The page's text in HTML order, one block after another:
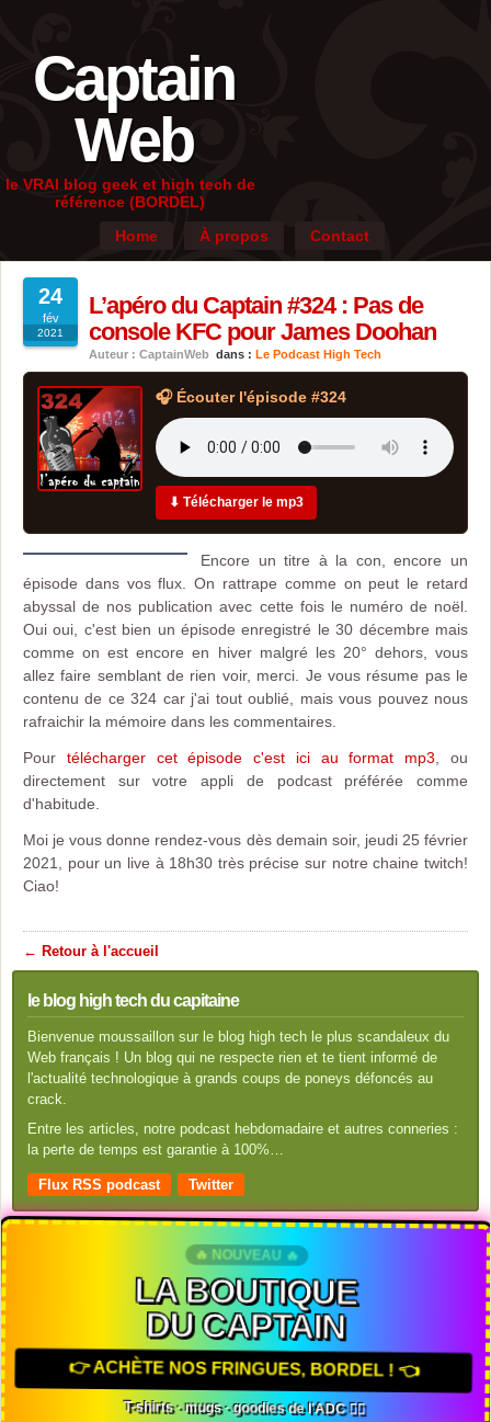
Captain
Web
le VRAI blog geek et high tech de
référence (BORDEL)
Home
À propos Contact
24
fév
2021
L’apéro du Captain #324 : Pas de
console KFC pour James Doohan
Auteur : CaptainWeb dans : Le Podcast High Tech
🎧 Écouter l'épisode #324
⬇ Télécharger le mp3
Encore un titre à la con, encore un
épisode dans vos flux. On rattrape comme on peut le retard
abyssal de nos publication avec cette fois le numéro de noël.
Oui oui, c'est bien un épisode enregistré le 30 décembre mais
comme on est encore en hiver malgré les 20° dehors, vous
allez faire semblant de rien voir, merci. Je vous résume pas le
contenu de ce 324 car j'ai tout oublié, mais vous pouvez nous
rafraichir la mémoire dans les commentaires.
Pour télécharger cet épisode c'est ici au format mp3 , ou
directement sur votre appli de podcast préférée comme
d'habitude.
Moi je vous donne rendez-vous dès demain soir, jeudi 25 février
2021, pour un live à 18h30 très précise sur notre chaine twitch!
Ciao!
← Retour à l'accueil
le blog high tech du capitaine
Bienvenue moussaillon sur le blog high tech le plus scandaleux du
Web français ! Un blog qui ne respecte rien et te tient informé de
l'actualité technologique à grands coups de poneys défoncés au
crack.
Entre les articles, notre podcast hebdomadaire et autres conneries :
la perte de temps est garantie à 100%…
Flux RSS podcast Twitter
🔥 NOUVEAU 🔥
LA BOUTIQUE
DU CAPTAIN
👉 ACHÈTE NOS FRINGUES, BORDEL ! 👈
T-shirts · mugs · goodies de l'ADC 🏴‍☠️